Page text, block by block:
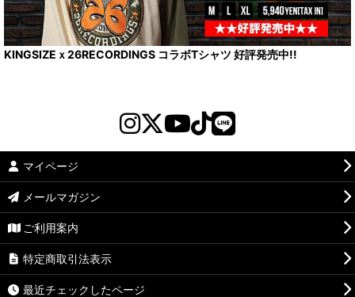
KINGSIZEｘ26RECORDINGS コラボTシャツ 好評発売中!!
マイページ
メールマガジン
ご利用案内
特定商取引法表示
最近チェックしたページ